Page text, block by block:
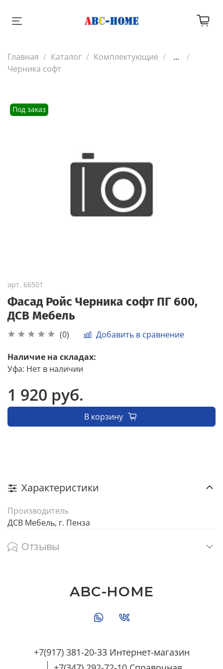
Главная Каталог Комплектующие
...
Черника софт
Под заказ
арт. 66501
Фасад Ройс Черника софт ПГ 600,
ДСВ Мебель
(0) Добавить в сравнение
Наличие на складах:
Уфа: Нет в наличии
1 920 руб.
В корзину
Характеристики
Производитель
ДСВ Мебель, г. Пенза
Отзывы
+7(917) 381-20-33 Интернет-магазин
ABC-HOME